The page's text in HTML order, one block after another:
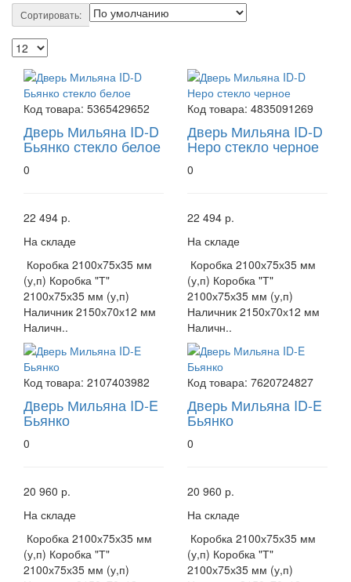
Сортировать:
Код товара: 5365429652
Дверь Мильяна ID-D
Бьянко стекло белое
0
22 494 р.
На складе
Коробка 2100х75х35 мм
(у,п) Коробка "Т"
2100х75х35 мм (у,п)
Наличник 2150х70х12 мм
Наличн..
Код товара: 4835091269
Дверь Мильяна ID-D
Неро стекло черное
0
22 494 р.
На складе
Коробка 2100х75х35 мм
(у,п) Коробка "Т"
2100х75х35 мм (у,п)
Наличник 2150х70х12 мм
Наличн..
Код товара: 2107403982
Дверь Мильяна ID-E
Бьянко
0
20 960 р.
На складе
Коробка 2100х75х35 мм
(у,п) Коробка "Т"
2100х75х35 мм (у,п)
Код товара: 7620724827
Дверь Мильяна ID-E
Бьянко
0
20 960 р.
На складе
Коробка 2100х75х35 мм
(у,п) Коробка "Т"
2100х75х35 мм (у,п)